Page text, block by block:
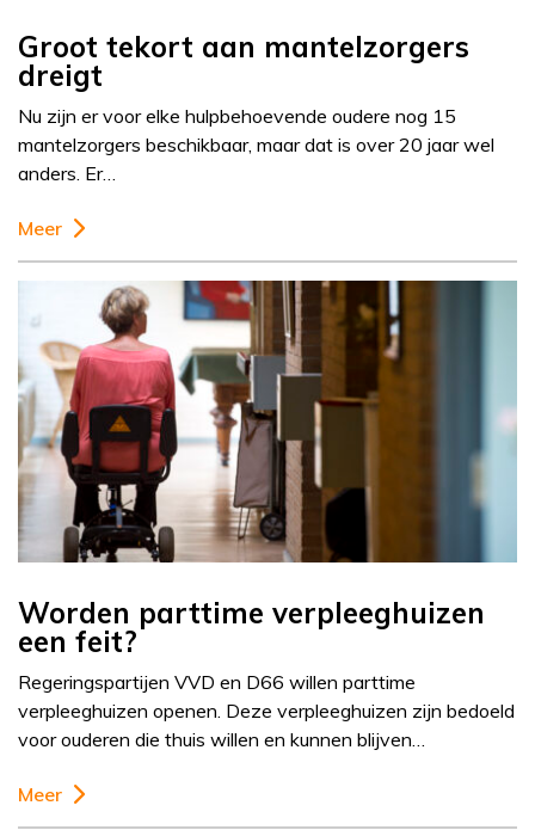
Groot tekort aan mantelzorgers
dreigt
Nu zijn er voor elke hulpbehoevende oudere nog 15
mantelzorgers beschikbaar, maar dat is over 20 jaar wel
anders. Er…
Meer
Worden parttime verpleeghuizen
een feit?
Regeringspartijen VVD en D66 willen parttime
verpleeghuizen openen. Deze verpleeghuizen zijn bedoeld
voor ouderen die thuis willen en kunnen blijven…
Meer